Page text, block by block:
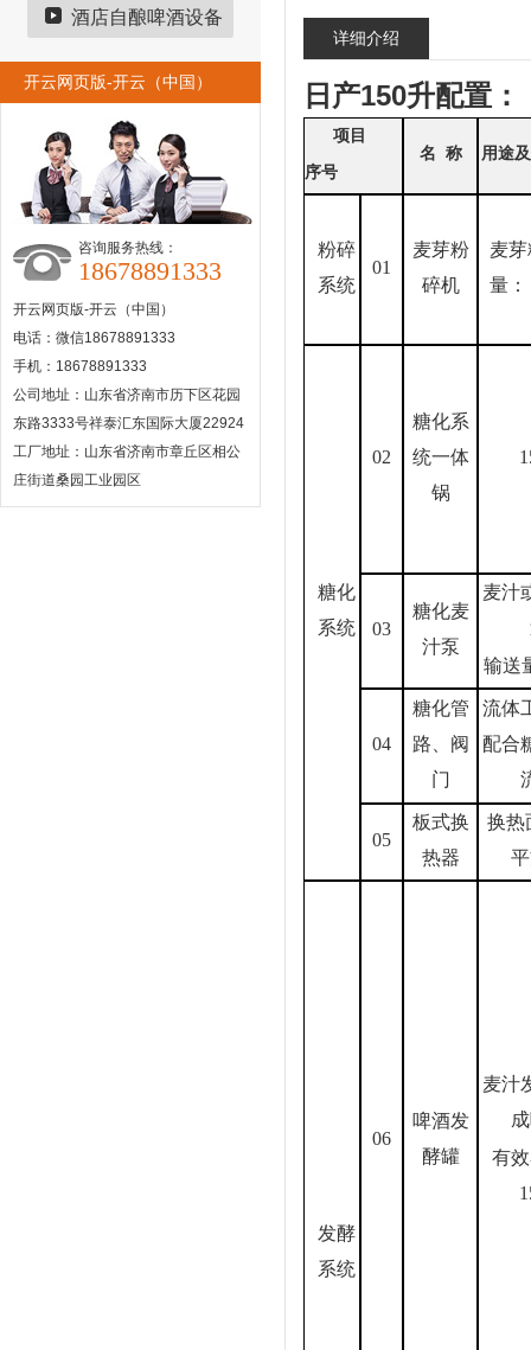
酒店自酿啤酒设备
开云网页版-开云（中国）
咨询服务热线：
18678891333
开云网页版-开云（中国）
电话：微信18678891333
手机：18678891333
公司地址：山东省济南市历下区花园
东路3333号祥泰汇东国际大厦22924
工厂地址：山东省济南市章丘区相公
庄街道桑园工业园区
详细介绍
日产150升配置：
项目
序号
名 称 用途
粉碎
系统
01
麦芽粉
碎机
麦
量：
糖化
系统
02
糖化系
统一体
锅
03
糖化麦
汁泵
麦汁
输送
04
糖化管
路、阀
门
流体
配合
05
板式换
热器
换热
发酵
系统
06
啤酒发
酵罐
麦汁
有
1